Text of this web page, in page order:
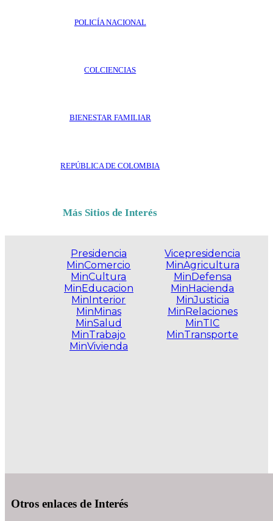
POLICÍA NACIONAL
COLCIENCIAS
BIENESTAR FAMILIAR
REPÚBLICA DE COLOMBIA
Más Sitios de Interés
Presidencia
MinComercio
MinCultura
MinEducacion
MinInterior
MinMinas
MinSalud
MinTrabajo
MinVivienda
Vicepresidencia
MinAgricultura
MinDefensa
MinHacienda
MinJusticia
MinRelaciones
MinTIC
MinTransporte
Otros enlaces de Interés